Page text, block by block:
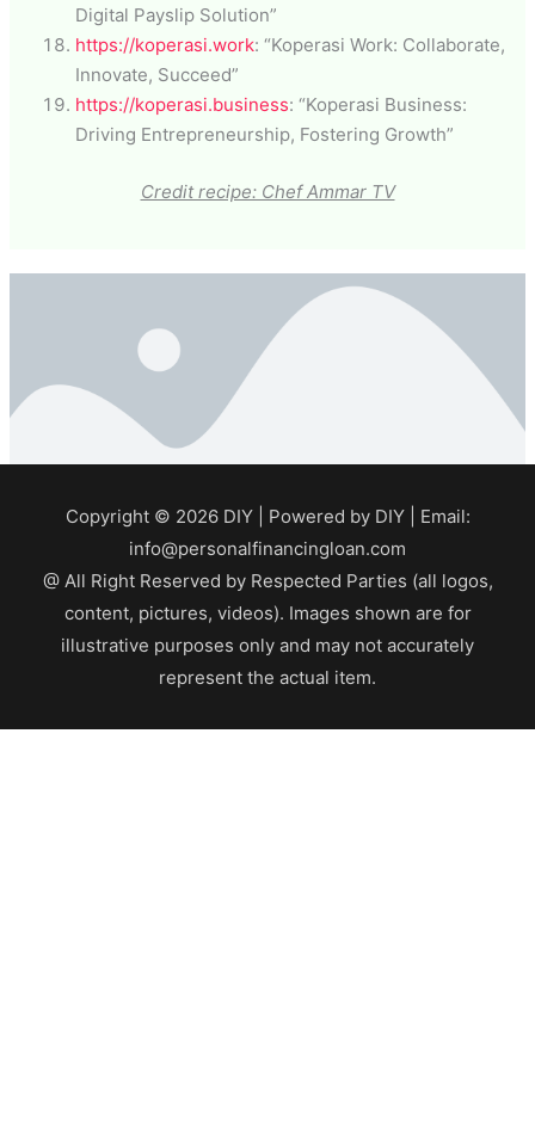
Digital Payslip Solution”
https://koperasi.work: “Koperasi Work: Collaborate,
Innovate, Succeed”
https://koperasi.business: “Koperasi Business:
Driving Entrepreneurship, Fostering Growth”
Credit recipe: Chef Ammar TV
Copyright © 2026 DIY| Powered by DIY| Email:
info@personalfinancingloan.com
@ All Right Reserved by Respected Parties (all logos,
content, pictures, videos). Images shown are for
illustrative purposes only and may not accurately
represent the actual item.